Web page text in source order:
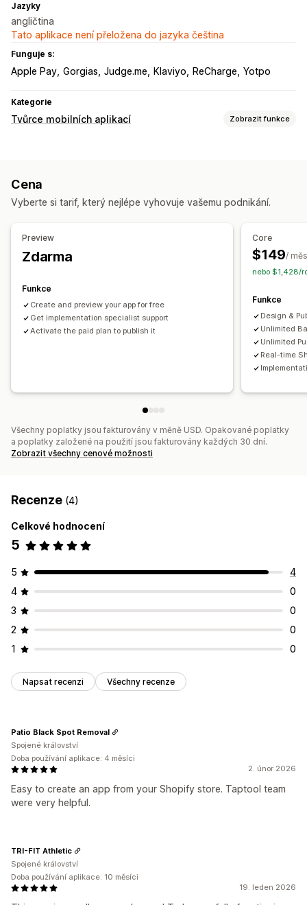
Jazyky
angličtina
Tato aplikace není přeložena do jazyka čeština
Funguje s:
Apple Pay Gorgias Judge.me Klaviyo ReCharge Yotpo
Kategorie
Tvůrce mobilních aplikací Zobrazit funkce
Stránka košíku
Přetahovací editor Kolekce Více měn Více jazyků
Opětovné naskladnění
Multimédia
Naplánované Segmenty Vlastní notifikace
Cena
Vyberte si tarif, který nejlépe vyhovuje vašemu podnikání.
Preview
Zdarma
Funkce
Create and preview your app for free
Get implementation specialist support
Activate the paid plan to publish it
Core
$149/
nebo $1,428/
Funkce
Design &
Unlimited
Unlimited
Real-time
Všechny poplatky jsou fakturovány v měně USD. Opakované poplatky
a poplatky založené na použití jsou fakturovány každých 30 dní.
Zobrazit všechny cenové možnosti
Recenze (4)
Celkové hodnocení
5
5
4
4
0
3
0
2
0
1
0
Napsat recenzi Všechny recenze
2. únor 2026
Easy to create an app from your Shopify store. Taptool team
were very helpful.
Patio Black Spot Removal
Spojené království
Doba používání aplikace: 4 měsíci
19. leden 2026
TRI-FIT Athletic
Spojené království
Doba používání aplikace: 10 měsíci